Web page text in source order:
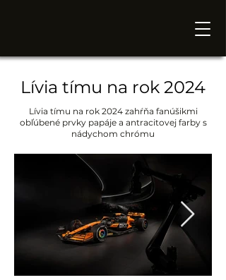
Lívia tímu na rok 2024
Lívia tímu na rok 2024 zahŕňa fanúšikmi
obľúbené prvky papáje a antracitovej farby s
nádychom chrómu